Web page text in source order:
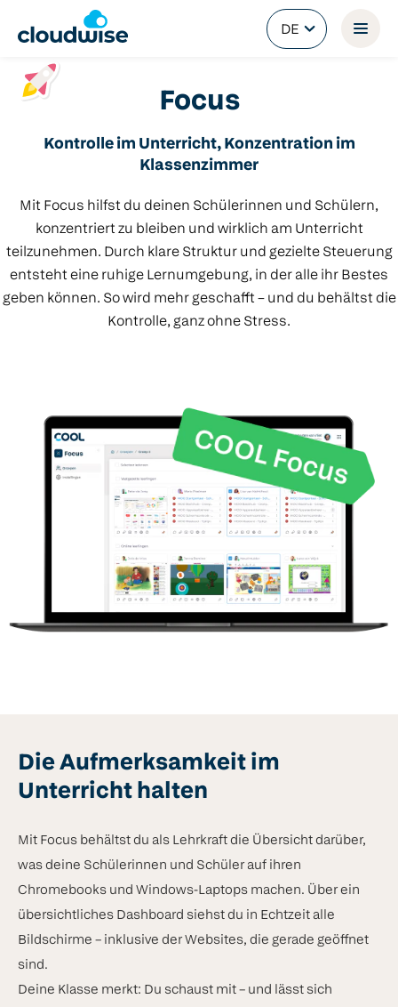
DE
Focus
Kontrolle im Unterricht, Konzentration im
Klassenzimmer
Mit Focus hilfst du deinen Schülerinnen und Schülern,
konzentriert zu bleiben und wirklich am Unterricht
teilzunehmen. Durch klare Struktur und gezielte Steuerung
entsteht eine ruhige Lernumgebung, in der alle ihr Bestes
geben können. So wird mehr geschafft – und du behältst die
Kontrolle, ganz ohne Stress.
Die Aufmerksamkeit im
Unterricht halten
Mit Focus behältst du als Lehrkraft die Übersicht darüber,
was deine Schülerinnen und Schüler auf ihren
Chromebooks und Windows-Laptops machen. Über ein
übersichtliches Dashboard siehst du in Echtzeit alle
Bildschirme – inklusive der Websites, die gerade geöffnet
sind.
Deine Klasse merkt: Du schaust mit – und lässt sich